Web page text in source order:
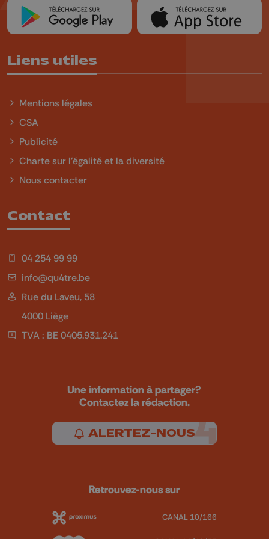
Liens utiles
Mentions légales
CSA
Publicité
Charte sur l'égalité et la diversité
Nous contacter
Contact
04 254 99 99
info@qu4tre.be
Rue du Laveu, 58
4000 Liège
TVA : BE 0405.931.241
Une information à partager?
Contactez la rédaction.
ALERTEZ-NOUS
Retrouvez-nous sur
CANAL 10/166